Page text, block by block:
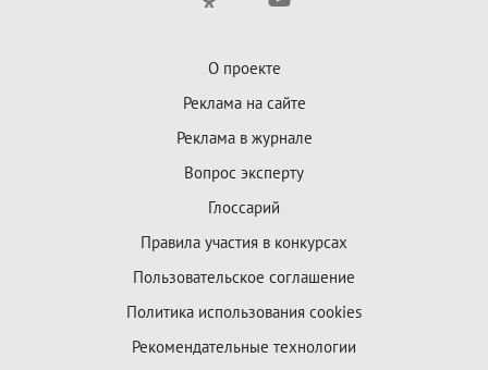
О проекте
Реклама на сайте
Реклама в журнале
Вопрос эксперту
Глоссарий
Правила участия в конкурсах
Пользовательское соглашение
Политика использования cookies
Рекомендательные технологии